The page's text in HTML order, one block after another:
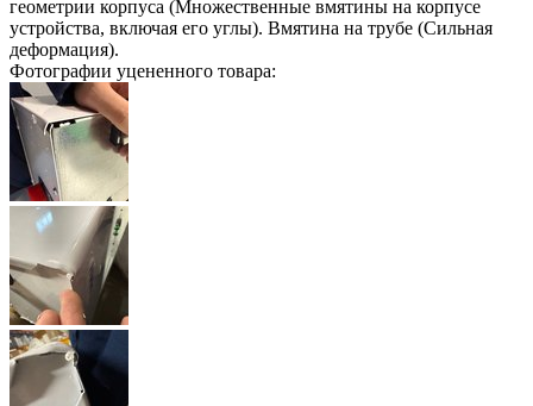
геометрии корпуса (Множественные вмятины на корпусе
устройства, включая его углы). Вмятина на трубе (Сильная
деформация).
Фотографии уцененного товара: